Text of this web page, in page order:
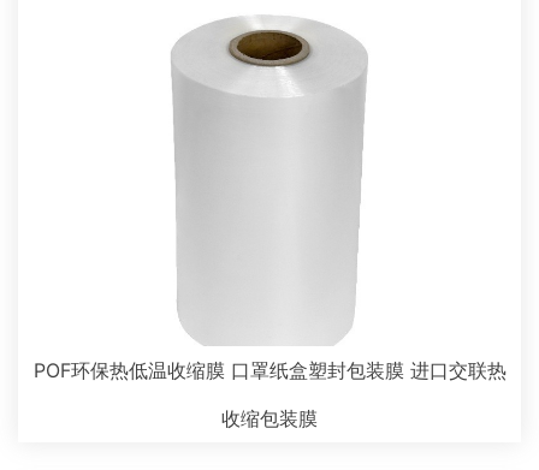
POF环保热低温收缩膜 口罩纸盒塑封包装膜 进口交联热
收缩包装膜